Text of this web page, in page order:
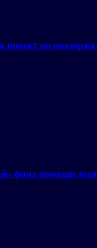
проект по
фонд помощи